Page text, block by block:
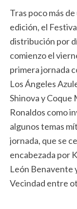
Tras poco más
edición, el
distribución por
comienzo el
primera jornada
Los Ángeles
Shinova y Coque
Ronaldos como
algunos temas
jornada, que se
encabezada por
León Benavente
Vecindad entre